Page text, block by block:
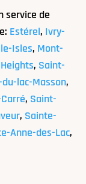
service de
Estérel, Ivry-
Isles, Mont-
, Saint-
lac-Masson,
, Saint-
, Sainte-
Anne-des-Lac,